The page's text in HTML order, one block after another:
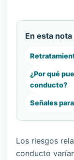
En esta nota
¿Por qué
conducto?
Señales
Los riesgos
conducto